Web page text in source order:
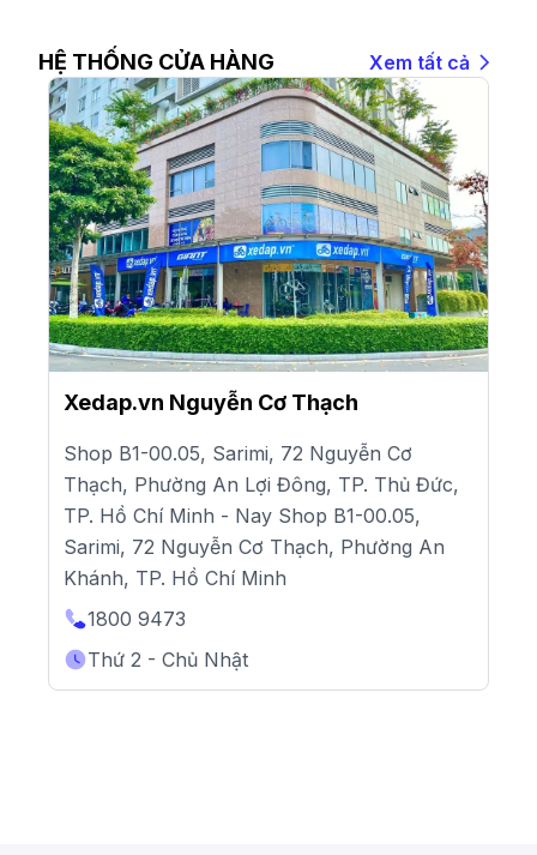
HỆ THỐNG CỬA HÀNG Xem tất cả
Xedap.vn Nguyễn Cơ Thạch
Shop B1-00.05, Sarimi, 72 Nguyễn Cơ
Thạch, Phường An Lợi Đông, TP. Thủ Đức,
TP. Hồ Chí Minh - Nay Shop B1-00.05,
Sarimi, 72 Nguyễn Cơ Thạch, Phường An
Khánh, TP. Hồ Chí Minh
1800 9473
Thứ 2 - Chủ Nhật